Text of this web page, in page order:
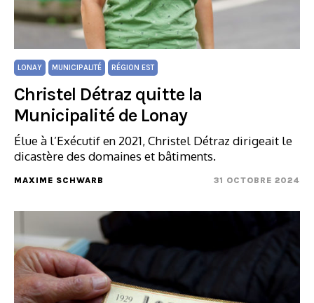
LONAY MUNICIPALITÉ RÉGION EST
Christel Détraz quitte la
Municipalité de Lonay
Élue à l’Exécutif en 2021, Christel Détraz dirigeait le
dicastère des domaines et bâtiments.
MAXIME SCHWARB 31 OCTOBRE 2024